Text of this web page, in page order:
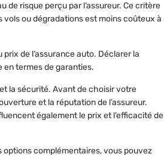
de risque perçu par l’assureur. Ce critère
ou dégradations est moins coûteux à
prix de l’assurance auto. Déclarer la
en termes de garanties.
et la sécurité. Avant de choisir votre
et la réputation de l’assureur.
également le prix et l’efficacitéde
options complémentaires, vous pouvez